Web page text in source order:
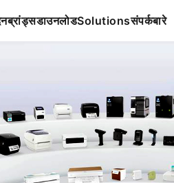
ब्रांड्सडाउनलोडSolutionsसंपर्कबारे